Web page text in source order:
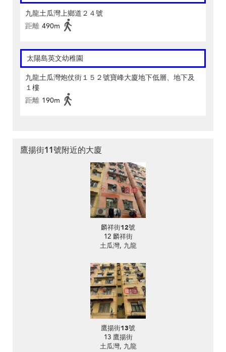
九龍土瓜灣上鄉道２４號
距離 490m
太陽島英文幼稚園
九龍土瓜灣炮仗街１５２號寶峰大廈地下低層、地下及
１樓
距離 190m
鷹揚街11號附近的大廈
麟祥街12號
12 麟祥街
土瓜灣, 九龍
鷹揚街13號
13 鷹揚街
土瓜灣, 九龍